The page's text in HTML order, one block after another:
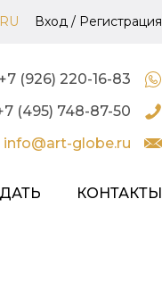
RU Вход / Регистрация
+7 (926) 220-16-83
(495) 748-87-50
info@art-globe.ru
КОНТАКТЫ